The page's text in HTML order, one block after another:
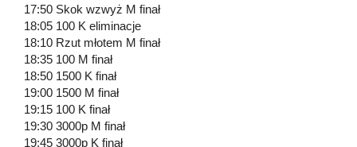
17:50 Skok wzwyż M finał
18:05 100 K eliminacje
18:10 Rzut młotem M finał
18:35 100 M finał
18:50 1500 K finał
19:00 1500 M finał
19:15 100 K finał
19:30 3000p M finał
19:45 3000p K finał